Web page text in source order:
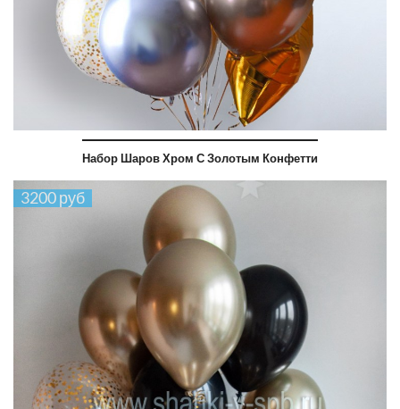
Набор Шаров Хром С Золотым Конфетти
3200 руб